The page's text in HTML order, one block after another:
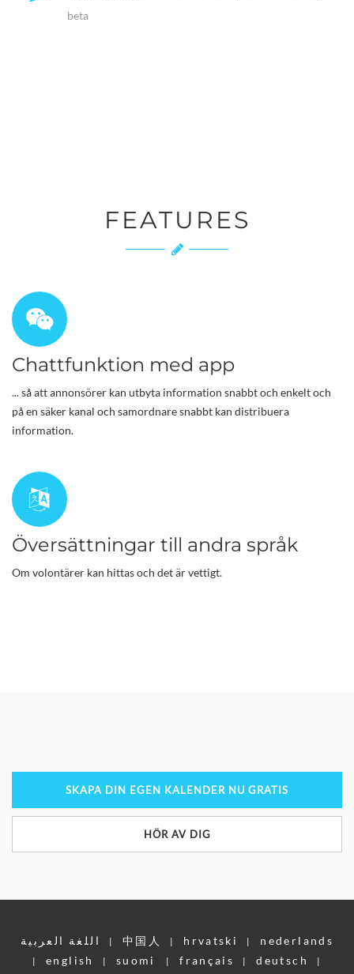
beta
FEATURES
Chattfunktion med app
... så att annonsörer kan utbyta information snabbt och enkelt och
på en säker kanal och samordnare snabbt kan distribuera
information.
Översättningar till andra språk
Om volontärer kan hittas och det är vettigt.
SKAPA DIN EGEN KALENDER NU GRATIS
HÖR AV DIG
اللغة العربية | 中国人 | hrvatski | nederlands
| english | suomi | français | deutsch |